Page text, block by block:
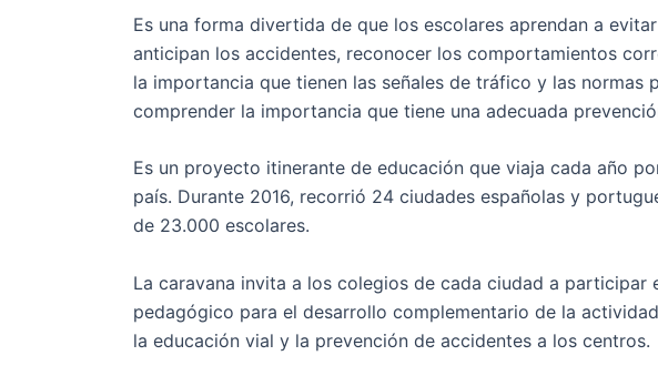
Es una forma divertida de que los escolares aprendan a
anticipan los accidentes, reconocer los comportamientos
la importancia que tienen las señales de tráfico y las normas
comprender la importancia que tiene una adecuada
Es un proyecto itinerante de educación que viaja cada año
país. Durante 2016, recorrió 24 ciudades españolas y
de 23.000 escolares.
La caravana invita a los colegios de cada ciudad a participar
pedagógico para el desarrollo complementario de la
la educación vial y la prevención de accidentes a los centros.